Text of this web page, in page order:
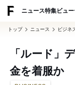
ニュース特集ビュー
トップ ニュース ビジネ
「ルード」
金を着服か